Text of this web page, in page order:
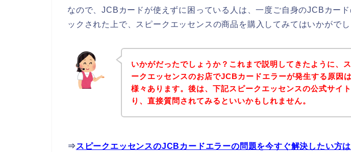
なので、JCBカードが使えずに困っている人は、一度ご自身のJCBカー
ックされた上で、スピークエッセンスの商品を購入してみてはいかがでし
いかがだったでしょうか？これまで説明してきたように、
ークエッセンスのお店でJCBカードエラーが発生する原因は
様々あります。後は、下記スピークエッセンスの公式サイ
り、直接質問されてみるといいかもしれません。
⇒ スピークエッセンスのJCBカードエラーの問題を今すぐ解決したい方